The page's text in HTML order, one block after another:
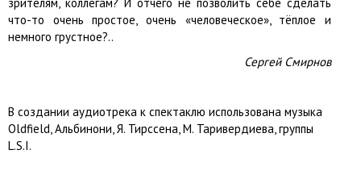
что-то очень простое, очень «человеческое», тёплое и
немного грустное?..
Сергей Смирнов
В создании аудиотрека к спектаклю использована музыка
Oldfield, Альбинони, Я. Тирссена, М. Таривердиева, группы
L.S.I.